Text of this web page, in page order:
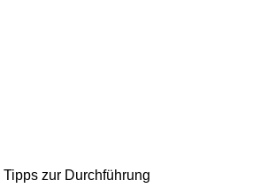
Tipps zur Durchführung